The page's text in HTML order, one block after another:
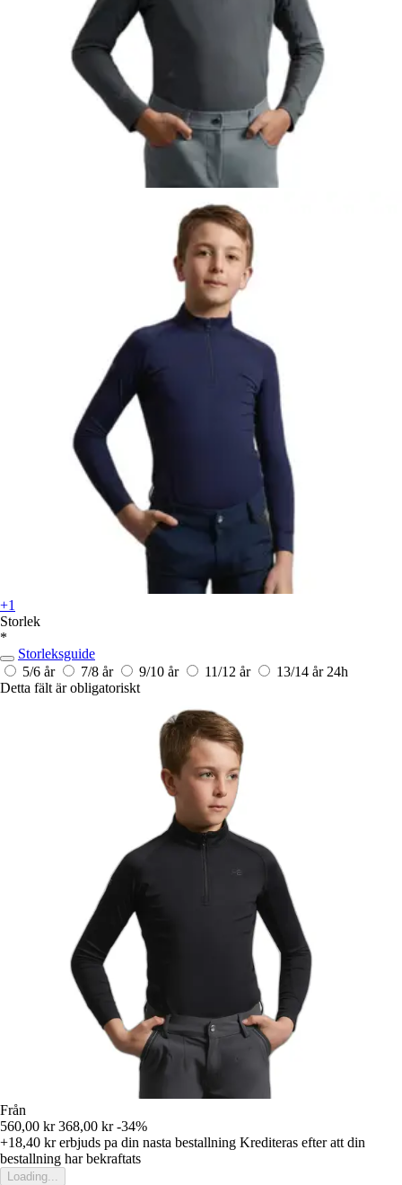
+1
Storlek
*
Storleksguide
5/6 år
7/8 år 9/10 år 11/12 år 13/14 år 24h
Detta fält är obligatoriskt
Från
560,00 kr 368,00 kr -34%
+18,40 krerbjuds pa din nasta bestallning Krediteras efter att din
bestallning har bekraftats
Loading...